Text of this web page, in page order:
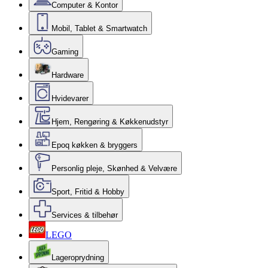
Computer & Kontor
Mobil, Tablet & Smartwatch
Gaming
Hardware
Hvidevarer
Hjem, Rengøring & Køkkenudstyr
Epoq køkken & bryggers
Personlig pleje, Skønhed & Velvære
Sport, Fritid & Hobby
Services & tilbehør
LEGO
Lageroprydning